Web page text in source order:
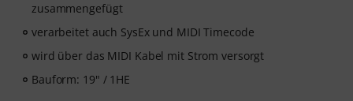
zusammengefügt
verarbeitet auch SysEx und MIDI Timecode
wird über das MIDI Kabel mit Strom versorgt
Bauform: 19" / 1HE